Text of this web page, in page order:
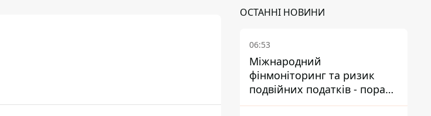
ОСТАННІ НОВИНИ
06:53
Міжнародний
фінмоніторинг та ризик
подвійних податків - поради
українцям в Польщі